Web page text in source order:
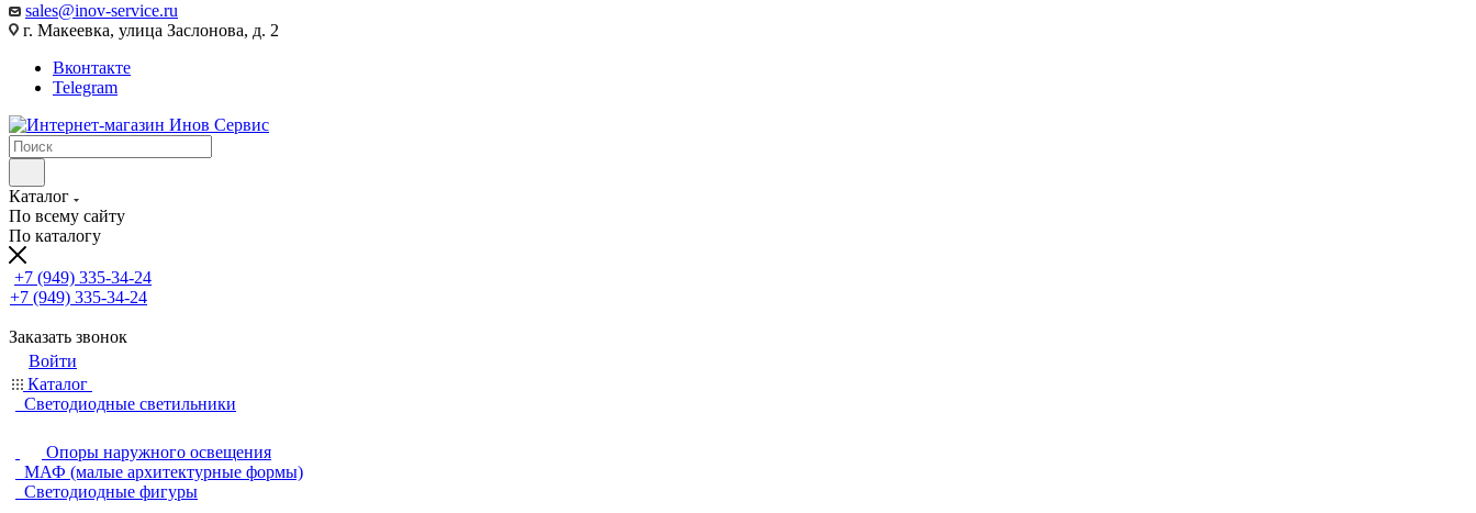
sales@inov-service.ru
г. Макеевка, улица Заслонова, д. 2
Вконтакте
Telegram
Каталог
По всему сайту
По каталогу
+7 (949) 335-34-24
+7 (949) 335-34-24
Заказать звонок
Войти
Каталог
Светодиодные светильники
Опоры наружного освещения
МАФ (малые архитектурные формы)
Светодиодные фигуры